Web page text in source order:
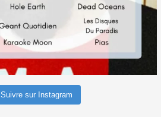
Suivre sur Instagram